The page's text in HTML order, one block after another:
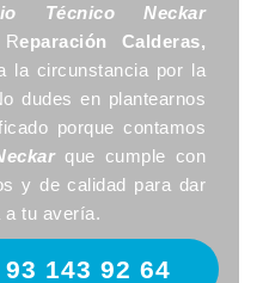
Técnico Neckar
eparación Calderas,
la circunstancia por la
dudes en plantearnos
porque contamos
que cumple con
y de calidad para dar
a tu avería.
143 92 64